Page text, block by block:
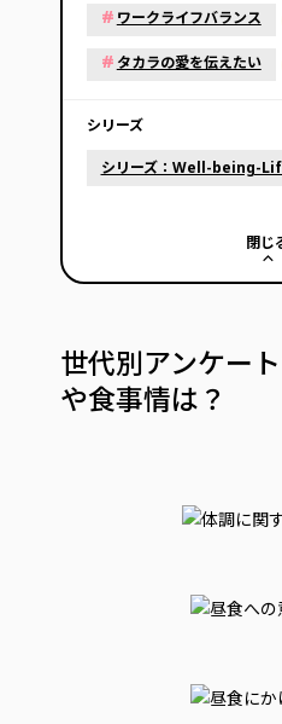
# ワークライフバランス
# タカラの愛を伝えたい
シリーズ
シリーズ：Well-being-
閉じ
世代別アンケー
や食事情は？